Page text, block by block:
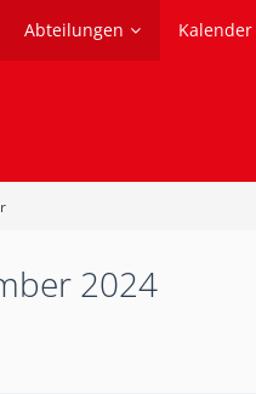
Abteilungen Kalender
2024